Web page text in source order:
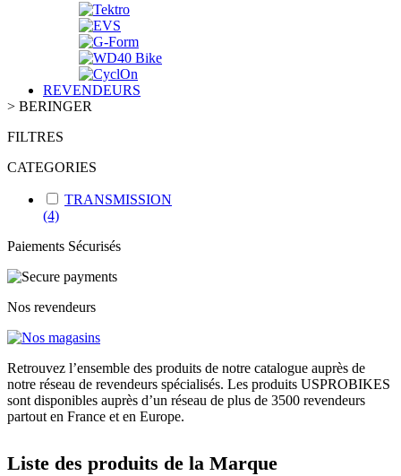
REVENDEURS
> BERINGER
FILTRES
CATEGORIES
TRANSMISSION
(4)
Paiements Sécurisés
Nos revendeurs
Retrouvez l’ensemble des produits de notre catalogue auprès de
notre réseau de revendeurs spécialisés. Les produits USPROBIKES
sont disponibles auprès d’un réseau de plus de 3500 revendeurs
partout en France et en Europe.
Liste des produits de la Marque